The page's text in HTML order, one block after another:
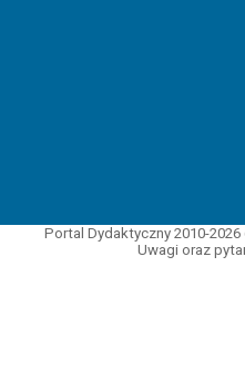
Portal Dydaktyczny 2010-
Uwagi oraz